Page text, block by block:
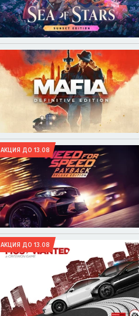
АКЦИЯ ДО 13.08
АКЦИЯ ДО 13.08